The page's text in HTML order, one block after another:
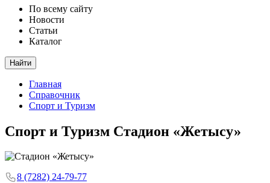
По всему сайту
Новости
Статьи
Каталог
Найти
Главная
Справочник
Спорт и Туризм
Спорт и Туризм Стадион «Жетысу»
8 (7282) 24-79-77